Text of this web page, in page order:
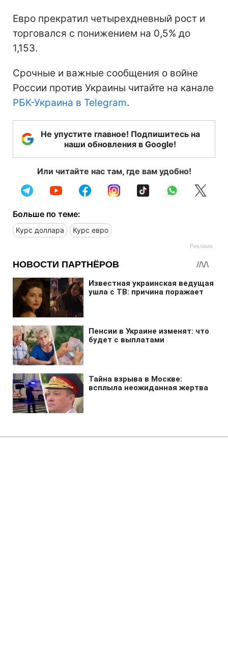
Евро прекратил четырехдневный рост и
торговался с понижением на 0,5% до
1,153.
Срочные и важные сообщения о войне
России против Украины читайте на канале
РБК-Украина в Telegram.
Не упустите главное! Подпишитесь на
наши обновления в Google!
Или читайте нас там, где вам удобно!
Больше по теме:
Курс доллара Курс евро